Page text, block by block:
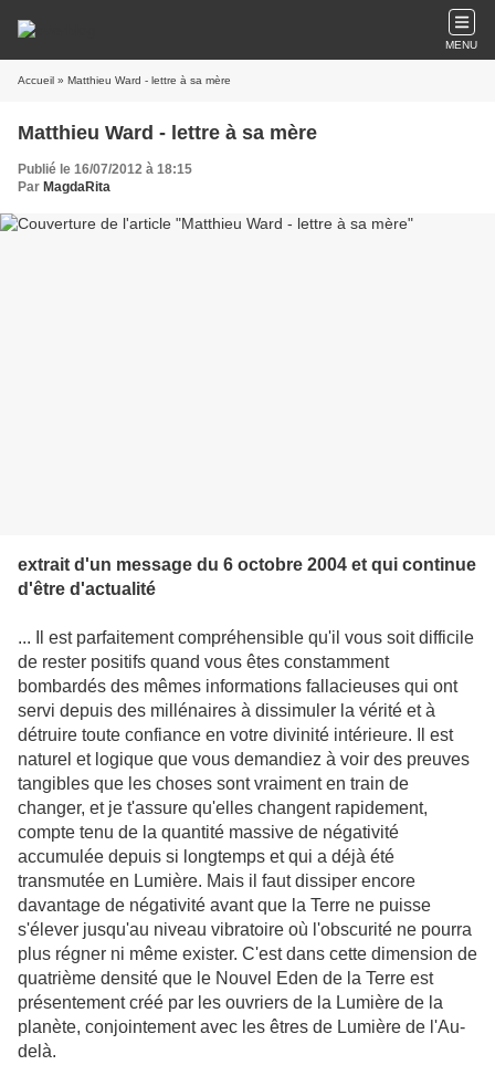
MENU
Accueil » Matthieu Ward - lettre à sa mère
Matthieu Ward - lettre à sa mère
Publié le 16/07/2012 à 18:15
Par MagdaRita
extrait d'un message du 6 octobre 2004 et qui continue
d'être d'actualité
... Il est parfaitement compréhensible qu'il vous soit difficile
de rester positifs quand vous êtes constamment
bombardés des mêmes informations fallacieuses qui ont
servi depuis des millénaires à dissimuler la vérité et à
détruire toute confiance en votre divinité intérieure. Il est
naturel et logique que vous demandiez à voir des preuves
tangibles que les choses sont vraiment en train de
changer, et je t'assure qu'elles changent rapidement,
compte tenu de la quantité massive de négativité
accumulée depuis si longtemps et qui a déjà été
transmutée en Lumière. Mais il faut dissiper encore
davantage de négativité avant que la Terre ne puisse
s'élever jusqu'au niveau vibratoire où l'obscurité ne pourra
plus régner ni même exister. C'est dans cette dimension de
quatrième densité que le Nouvel Eden de la Terre est
présentement créé par les ouvriers de la Lumière de la
planète, conjointement avec les êtres de Lumière de l'Au-
delà.